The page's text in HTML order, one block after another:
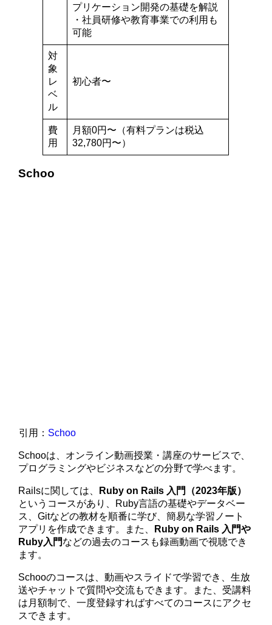
プリケーション開発の基礎を解説
・社員研修や教育事業での利用も
可能
対
象
レ
ベ
ル
初心者〜
費
用
月額0円〜（有料プランは税込
32,780円〜）
Schoo
引用： Schoo
Schooは、オンライン動画授業・講座のサービスで、
プログラミングやビジネスなどの分野で学べます。
Railsに関しては、
Ruby on Rails 入門（2023年版）
というコースがあり、Ruby言語の基礎やデータベー
ス、Gitなどの教材を順番に学び、簡易な学習ノート
アプリを作成できます。また、
Ruby on Rails 入門や
Ruby入門などの過去のコースも録画動画で視聴でき
ます。
Schooのコースは、動画やスライドで学習でき、生放
送やチャットで質問や交流もできます。また、受講料
は月額制で、一度登録すればすべてのコースにアクセ
スできます。